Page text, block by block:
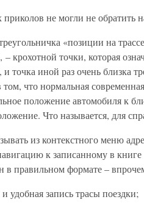
не могли не обратить
«позиции на
– крохотной точки, которая
точка иной раз очень близка
том, что нормальная
положение автомобиля к
Что называется, для
из контекстного меню
к записанному в книге
в правильном формате –
удобная запись трасы поездки;